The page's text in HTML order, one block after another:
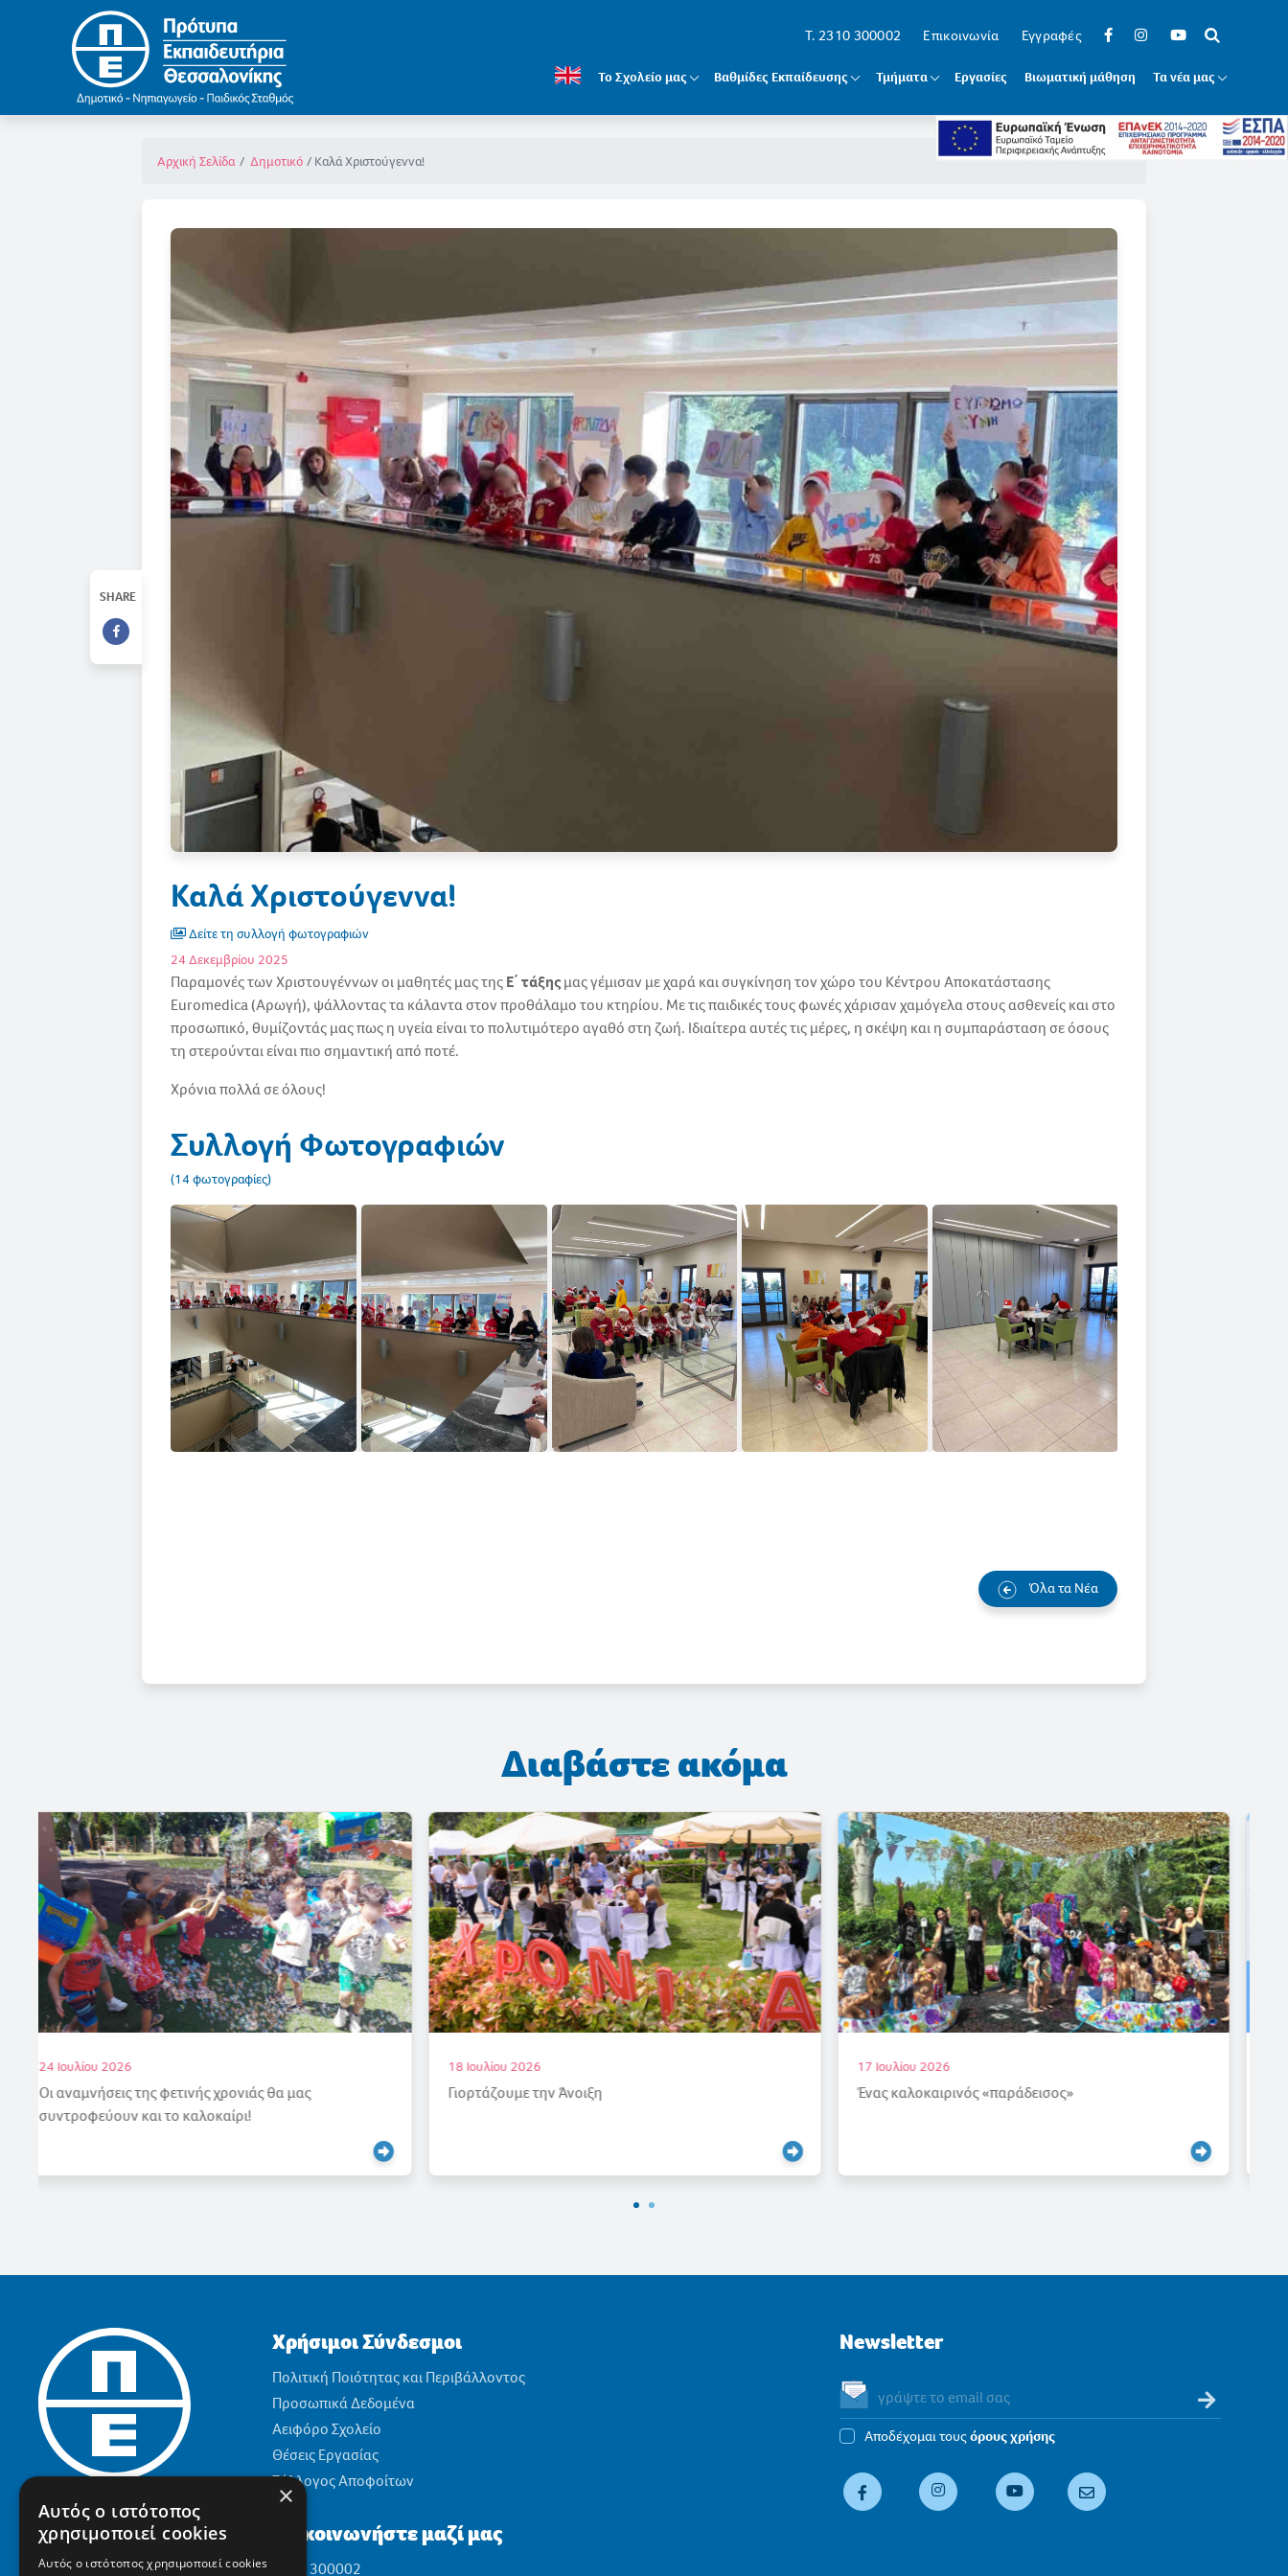
T. 2310 300002 Επικοινωνία Εγγραφές
Το Σχολείο μας Βαθμίδες Εκπαίδευσης Τμήματα Εργασίες Βιωματική μάθηση Τα νέα μας
Αρχική Σελίδα Δημοτικό Καλά Χριστούγεννα!
Καλά Χριστούγεννα!
Δείτε τη συλλογή φωτογραφιών
24 Δεκεμβρίου 2025
Παραμονές των Χριστουγέννων οι μαθητές μας τηςΕ΄ τάξηςμας γέμισαν με χαρά και συγκίνηση τον χώρο του Κέντρου Αποκατάστασης
Euromedica (Αρωγή), ψάλλοντας τα κάλαντα στον προθάλαμο του κτηρίου. Με τις παιδικές τους φωνές χάρισαν χαμόγελα στους ασθενείς και στο
προσωπικό, θυμίζοντάς μας πως η υγεία είναι το πολυτιμότερο αγαθό στη ζωή. Ιδιαίτερα αυτές τις μέρες, η σκέψη και η συμπαράσταση σε όσους
τη στερούνται είναι πιο σημαντική από ποτέ.
Χρόνια πολλά σε όλους!
Συλλογή Φωτογραφιών
(14 φωτογραφίες)
Όλα τα Νέα
SHARE
Διαβάστε ακόμα
18 Ιουλίου 2026
Γιορτάζουμε την Άνοιξη
17 Ιουλίου 2026
Ένας καλοκαιρινός «παράδεισος»
16 Ιουλίου 2026
Απόλυτη επιτυχία στις εξετάσεις γερμανικών για τους
Χρήσιμοι Σύνδεσμοι
Πολιτική Ποιότητας και Περιβάλλοντος
Προσωπικά Δεδομένα
Αειφόρο Σχολείο
Θέσεις Εργασίας
Σύλλογος Αποφοίτων
Επικοινωνήστε μαζί μας
2310 300002
Newsletter
Αποδέχομαι τουςόρους χρήσης
×
Αυτός ο ιστότοπος
χρησιμοποιεί cookies
Αυτός ο ιστότοπος χρησιμοποιεί cookies